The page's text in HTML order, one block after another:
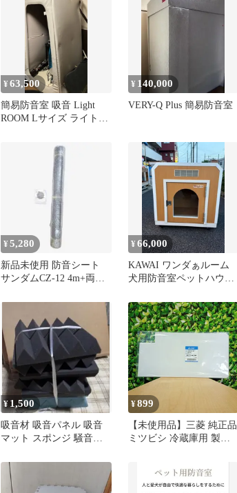
¥63,500
簡易防音室 吸音 Light
ROOM Lサイズ ライトル
¥ 140,000
VERY-Q Plus 簡易防音室
¥5,280
新品未使用 防音シート
サンダムCZ-12 4m+両面
¥66,000
KAWAI ワンダぁルーム
犬用防音室ペットハウ
付
¥ 1,500
吸音材 吸音パネル 吸音
マット スポンジ 騒音対
¥899
【未使用品】三菱 純正品
ミツビシ 冷蔵庫用 製氷